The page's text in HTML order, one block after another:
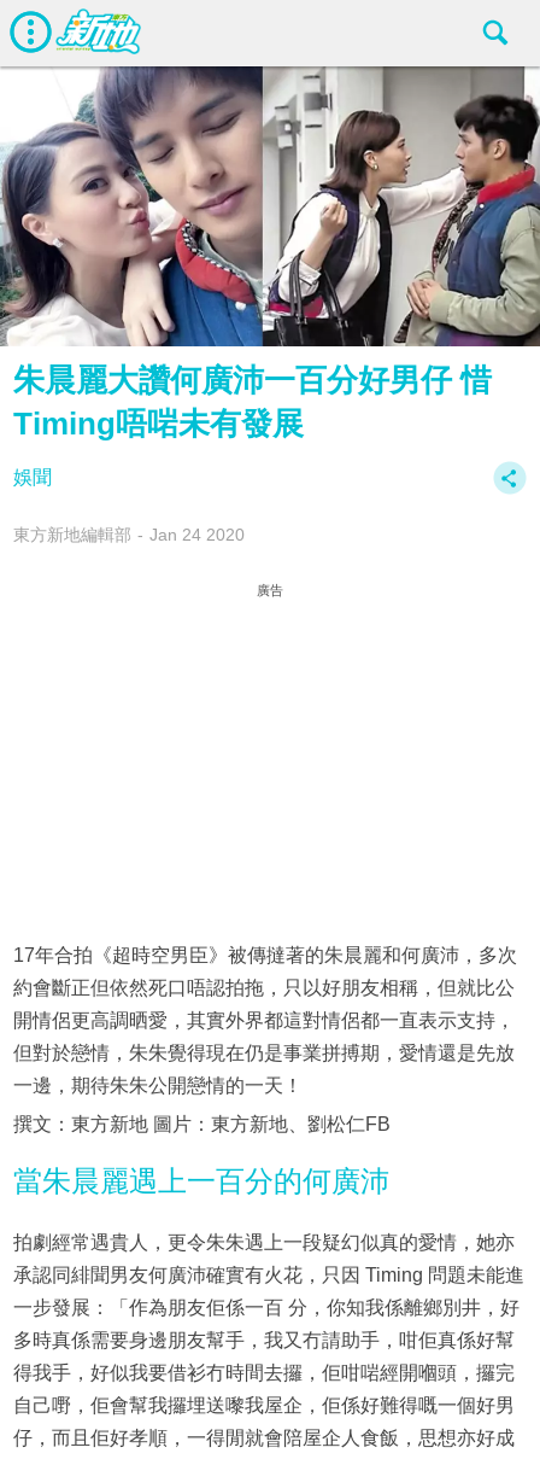
朱晨麗大讚何廣沛一百分好男仔 惜
Timing唔啱未有發展
娛聞
東方新地編輯部 Jan 24 2020
廣告
17年合拍《超時空男臣》被傳撻著的朱晨麗和何廣沛，多次
約會斷正但依然死口唔認拍拖，只以好朋友相稱，但就比公
開情侶更高調晒愛，其實外界都這對情侶都一直表示支持，
但對於戀情，朱朱覺得現在仍是事業拼搏期，愛情還是先放
一邊，期待朱朱公開戀情的一天！
撰文：東方新地 圖片：東方新地、劉松仁FB
當朱晨麗遇上一百分的何廣沛
拍劇經常遇貴人，更令朱朱遇上一段疑幻似真的愛情，她亦
承認同緋聞男友何廣沛確實有火花，只因 Timing 問題未能進
一步發展：「作為朋友佢係一百 分，你知我係離鄉別井，好
多時真係需要身邊朋友幫手，我又冇請助手，咁佢真係好幫
得我手，好似我要借衫冇時間去攞，佢咁啱經開嗰頭，攞完
自己嘢，佢會幫我攞埋送嚟我屋企，佢係好難得嘅一個好男
仔，而且佢好孝順，一得閒就會陪屋企人食飯，思想亦好成